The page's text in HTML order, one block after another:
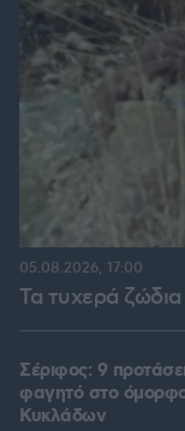
Τα τυχερά
05.08.2026, 17:00
Σέριφος: 9
φαγητό στο
Κυκλάδων